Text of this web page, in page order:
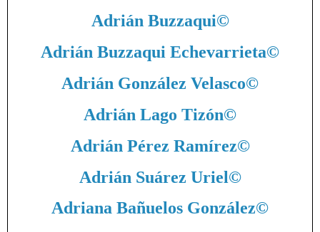
Adrián Buzzaqui©
Adrián Buzzaqui Echevarrieta©
Adrián González Velasco©
Adrián Lago Tizón©
Adrián Pérez Ramírez©
Adrián Suárez Uriel©
Adriana Bañuelos González©